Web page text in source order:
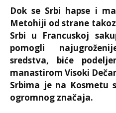
Dok se Srbi hapse i
Metohiji od strane
Srbi u Francuskoj
pomogli
sredstva, biće
manastirom Visoki
Srbima je na Kosmetu
ogromnog značaja.